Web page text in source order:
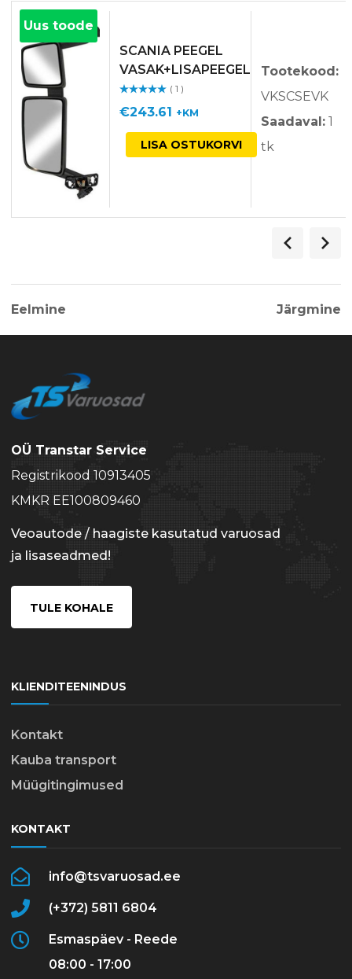
Uus toode
SCANIA PEEGEL
VASAK+LISAPEEGEL
S
ga/ 5
( 1 )
€243.61 +KM
LISA OSTUKORVI
Tootekood:
VKSCSEVK
Saadaval: 1
tk
Eelmine Järgmine
OÜ Transtar Service
Registrikood 10913405
KMKR EE100809460
Veoautode / haagiste kasutatud varuosad
ja lisaseadmed!
TULE KOHALE
KLIENDITEENINDUS
Kontakt
Kauba transport
Müügitingimused
KONTAKT
info@tsvaruosad.ee
(+372) 5811 6804
Esmaspäev - Reede
08:00 - 17:00